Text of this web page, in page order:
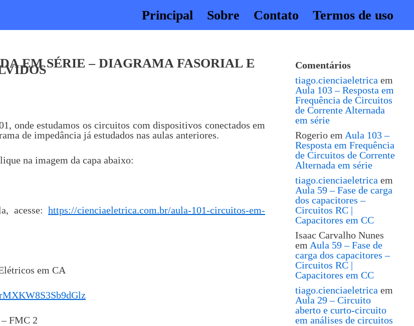
Principal Sobre Contato Termos de uso
EM SÉRIE – DIAGRAMA FASORIAL E
onde estudamos os circuitos com dispositivos conectados em
de impedância já estudados nas aulas anteriores.
na imagem da capa abaixo:
acesse: https://cienciaeletrica.com.br/aula-101-circuitos-em-
em CA
FMC 2
Comentários
tiago.cienciaeletrica em
Aula 103 – Resposta em
Frequência de Circuitos
de Corrente Alternada
em série
Rogerio em Aula 103 –
Resposta em Frequência
de Circuitos de Corrente
Alternada em série
tiago.cienciaeletrica em
Aula 59 – Fase de carga
dos capacitores –
Circuitos RC |
Capacitores em CC
Isaac Carvalho Nunes
em Aula 59 – Fase de
carga dos capacitores –
Circuitos RC |
Capacitores em CC
tiago.cienciaeletrica em
Aula 29 – Circuito
aberto e curto-circuito
em análises de circuitos